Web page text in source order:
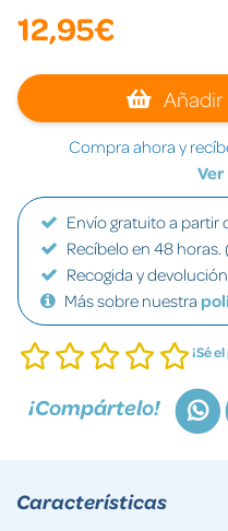
12,95€
Añadir
Compra ahora y
Envío gratuito a partir
Recíbelo en 48
Recogida y
Más sobre nuestra
¡Sé
¡Compártelo!
Características